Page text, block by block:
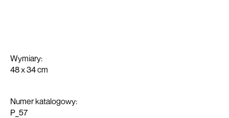
kontakt
Wymiary:
48 x 34 cm
Numer katalogowy:
P_57